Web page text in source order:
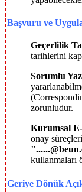
Başvuru ve
Geçerlilik
tarihlerini
Sorumlu
zorunludur.
Kurumsal
onay
kullanmaları
Geriye Dönük